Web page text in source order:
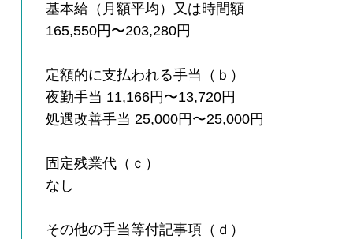
基本給（月額平均）又は時間額
165,550円〜203,280円
定額的に支払われる手当（ｂ）
夜勤手当 11,166円〜13,720円
処遇改善手当 25,000円〜25,000円
固定残業代（ｃ）
なし
その他の手当等付記事項（ｄ）